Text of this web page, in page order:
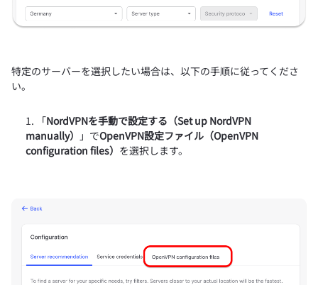
特定のサーバーを選択したい場合は、以下の手順に従ってくださ
い。
「NordVPNを手動で設定する（Set up NordVPN
manually） 」でOpenVPN設定ファイル（OpenVPN
configuration files） を選択します。